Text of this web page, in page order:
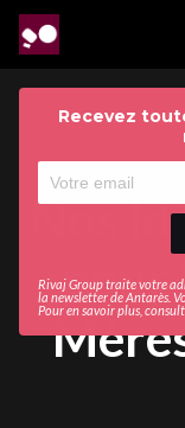
Recevez
Rivaj Group traite votre
la newsletter deAntarès .
Pour en savoir plus,
Nos
pour